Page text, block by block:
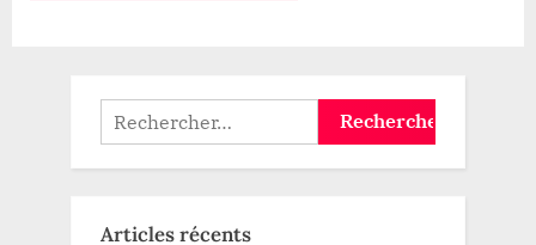
Rechercher :
Articles récents